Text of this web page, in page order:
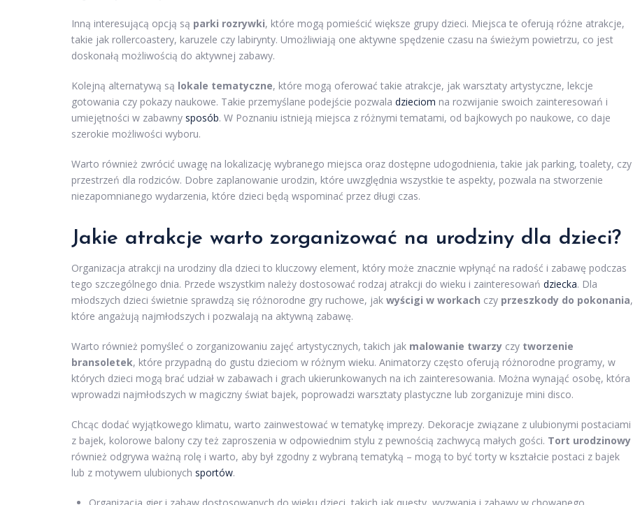
Inną interesującą opcją są parki rozrywki, które mogą pomieścić większe grupy dzieci. Miejsca te oferują różne atrakcje,
takie jak rollercoastery, karuzele czy labirynty. Umożliwiają one aktywne spędzenie czasu na świeżym powietrzu, co jest
doskonałą możliwością do aktywnej zabawy.
Kolejną alternatywą są lokale tematyczne, które mogą oferować takie atrakcje, jak warsztaty artystyczne, lekcje
gotowania czy pokazy naukowe. Takie przemyślane podejście pozwala dzieciom na rozwijanie swoich zainteresowań i
umiejętności w zabawny sposób. W Poznaniu istnieją miejsca z różnymi tematami, od bajkowych po naukowe, co daje
szerokie możliwości wyboru.
Warto również zwrócić uwagę na lokalizację wybranego miejsca oraz dostępne udogodnienia, takie jak parking, toalety, czy
przestrzeń dla rodziców. Dobre zaplanowanie urodzin, które uwzględnia wszystkie te aspekty, pozwala na stworzenie
niezapomnianego wydarzenia, które dzieci będą wspominać przez długi czas.
Jakie atrakcje warto zorganizować na urodziny dla dzieci?
Organizacja atrakcji na urodziny dla dzieci to kluczowy element, który może znacznie wpłynąć na radość i zabawę podczas
tego szczególnego dnia. Przede wszystkim należy dostosować rodzaj atrakcji do wieku i zainteresowań dziecka. Dla
młodszych dzieci świetnie sprawdzą się różnorodne gry ruchowe, jak wyścigi w workach czy przeszkody do pokonania,
które angażują najmłodszych i pozwalają na aktywną zabawę.
Warto również pomyśleć o zorganizowaniu zajęć artystycznych, takich jak malowanie twarzy czy tworzenie
bransoletek, które przypadną do gustu dzieciom w różnym wieku. Animatorzy często oferują różnorodne programy, w
których dzieci mogą brać udział w zabawach i grach ukierunkowanych na ich zainteresowania. Można wynająć osobę, która
wprowadzi najmłodszych w magiczny świat bajek, poprowadzi warsztaty plastyczne lub zorganizuje mini disco.
Chcąc dodać wyjątkowego klimatu, warto zainwestować w tematykę imprezy. Dekoracje związane z ulubionymi postaciami
z bajek, kolorowe balony czy też zaproszenia w odpowiednim stylu z pewnością zachwycą małych gości. Tort urodzinowy
również odgrywa ważną rolę i warto, aby był zgodny z wybraną tematyką – mogą to być torty w kształcie postaci z bajek
lub z motywem ulubionych sportów.